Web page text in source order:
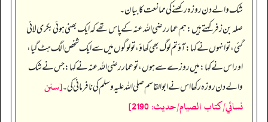
شک والے دن روزہ رکھنے کی ممانعت کا بیان۔
صلہ بن زفر کہتے ہیں: ہم عمار رضی الله عنہ کے پاس تھے کہ ایک بھنی ہوئی بکری لائی
گئی، تو انہوں نے کہا: آؤ تم لوگ بھی کھاؤ، تو لوگوں میں سے ایک شخص الگ ہٹ گیا،
اور اس نے کہا: میں روزے سے ہوں، تو عمار رضی اللہ عنہ نے کہا: جس نے شک
والے دن روزہ رکھا اس نے ابوالقاسم صلی اللہ علیہ وسلم کی نافرمانی کی۔[سنن
نسائي/كتاب الصيام/حدیث: 2190]